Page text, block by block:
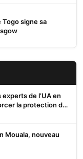
signe sa
de l’UA en
la protection des
Mouala, nouveau